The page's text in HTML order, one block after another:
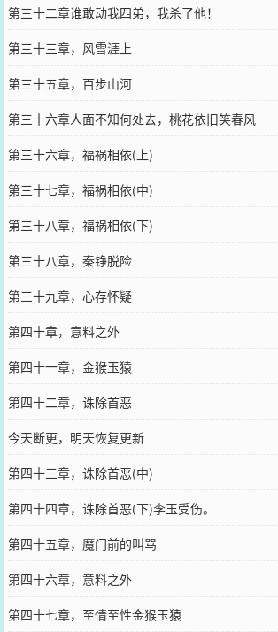
第三十二章谁敢动我四弟，我杀了他！
第三十三章，风雪涯上
第三十五章，百步山河
第三十六章人面不知何处去，桃花依旧笑春风
第三十六章，福祸相依(上)
第三十七章，福祸相依(中)
第三十八章，福祸相依(下)
第三十八章，秦铮脱险
第三十九章，心存怀疑
第四十章，意料之外
第四十一章，金猴玉猿
第四十二章，诛除首恶
今天断更，明天恢复更新
第四十三章，诛除首恶(中)
第四十四章，诛除首恶(下)李玉受伤。
第四十五章，魔门前的叫骂
第四十六章，意料之外
第四十七章，至情至性金猴玉猿